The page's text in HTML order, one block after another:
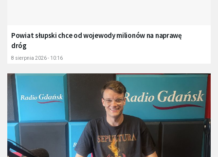
Powiat słupski chce od wojewody milionów na naprawę
dróg
8 sierpnia 2026 - 10:16